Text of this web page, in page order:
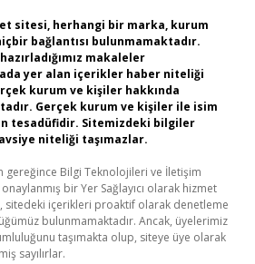
sitesi, herhangi bir marka, kurum
bağlantısı bulunmamaktadır.
makaleler
yer alan içerikler haber niteliği
kurum ve kişiler hakkında
Gerçek kurum ve kişiler ile isim
tesadüfidir. Sitemizdeki bilgiler
niteliği taşımazlar.
gereğince Bilgi Teknolojileri ve İletişim
bir Yer Sağlayıcı olarak hizmet
sitedeki içerikleri proaktif olarak denetleme
bulunmamaktadır. Ancak, üyelerimiz
taşımakta olup, siteye üye olarak
sayılırlar.